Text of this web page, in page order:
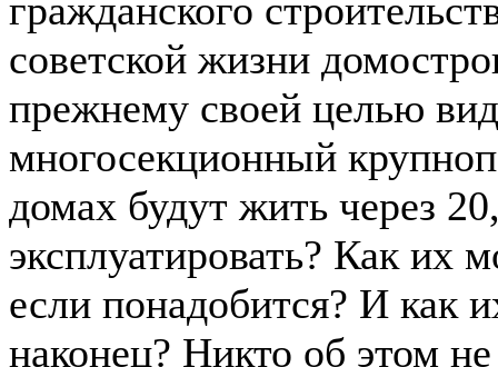
гражданского
советской жизни
прежнему своей целью
многосекционный
домах будут жить через
эксплуатировать? Как их
если понадобится? И как
наконец? Никто об этом